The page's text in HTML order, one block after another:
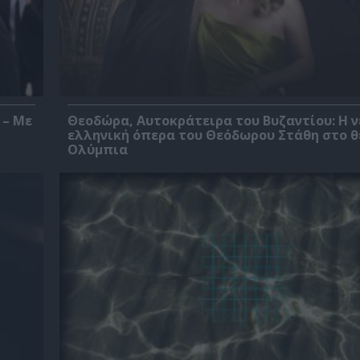
– Με
Θεοδώρα, Αυτοκράτειρα του Βυζαντίου: Η
ελληνική όπερα του Θεόδωρου Στάθη στο
Ολύμπια